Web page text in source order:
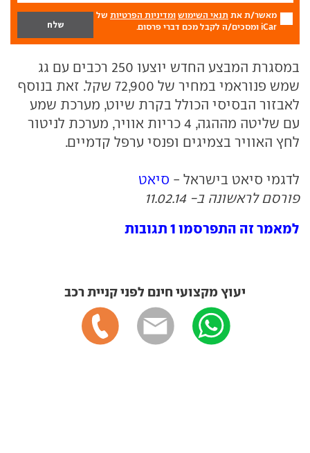
מאשר/ת את תנאי השימוש ומדיניות הפרטיות של
iCar ומסכים/ה לקבל מכם דברי פרסום.
במסגרת המבצע החדש יוצעו 250 רכבים עם גג
שמש פנוראמי במחיר של 72,900 שקל. זאת בנוסף
לאבזור הבסיסי הכולל בקרת שיוט, מערכת שמע
עם שליטה מההגה, 4 כריות אוויר, מערכת לניטור
לחץ האוויר בצמיגים ופנסי ערפל קדמיים.
לדגמי סיאט בישראל - סיאט
פורסם לראשונה ב- 11.02.14
למאמר זה התפרסמו 1 תגובות
יעוץ מקצועי חינם לפני קניית רכב